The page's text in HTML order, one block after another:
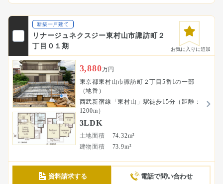
新築一戸建て
リナージュネクスジー東村山市諏訪町２
丁目０１期
お気に入りに追加
3,880万円
東京都東村山市諏訪町２丁目5番1の一部
（地番）
西武新宿線「東村山」駅徒歩15分（距離：
1200m）
3LDK
土地面積
74.32m²
建物面積
73.9m²
資料請求する 電話で問い合わせ